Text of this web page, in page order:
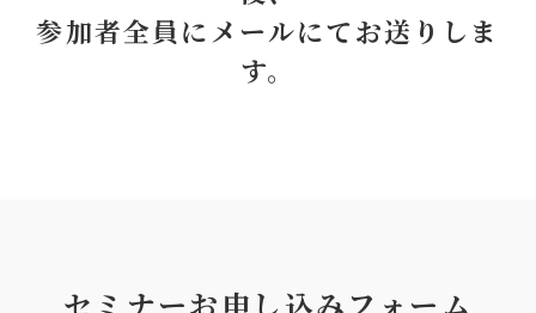
参加者全員にメールにてお送りしま
す。
セミナーお申し込みフォーム